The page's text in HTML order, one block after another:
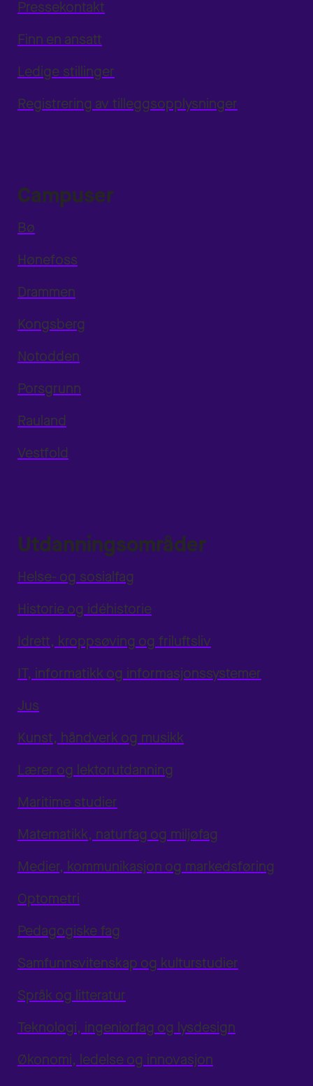
Pressekontakt
Finn en ansatt
Ledige stillinger
Registrering av tilleggsopplysninger
Campuser
Bø
Hønefoss
Drammen
Kongsberg
Notodden
Porsgrunn
Rauland
Vestfold
Utdanningsområder
Helse- og sosialfag
Historie og idéhistorie
Idrett, kroppsøving og friluftsliv
IT, informatikk og informasjonssystemer
Jus
Kunst, håndverk og musikk
Lærer og lektorutdanning
Maritime studier
Matematikk, naturfag og miljøfag
Medier, kommunikasjon og markedsføring
Optometri
Pedagogiske fag
Samfunnsvitenskap og kulturstudier
Språk og litteratur
Teknologi, ingeniørfag og lysdesign
Økonomi, ledelse og innovasjon